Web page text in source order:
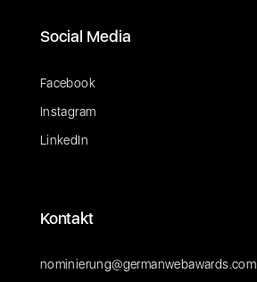
Social Media
Facebook
Instagram
LinkedIn
Kontakt
nominierung@germanwebawards.com